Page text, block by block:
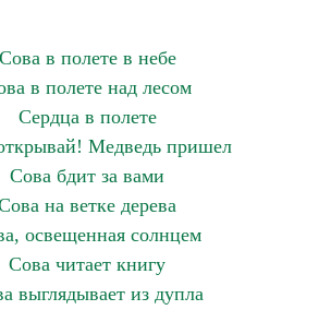
Сова в полете в небе
в полете над лесом
Сердца в полете
Медведь пришел
Сова бдит за вами
на ветке дерева
освещенная солнцем
Сова читает книгу
выглядывает из дупла